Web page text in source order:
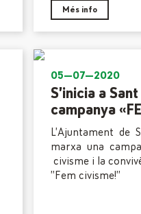
Més info
05—07—2020
S’inicia a
campanya
L’Ajuntament de
marxa una
civisme i la
”Fem civisme!”